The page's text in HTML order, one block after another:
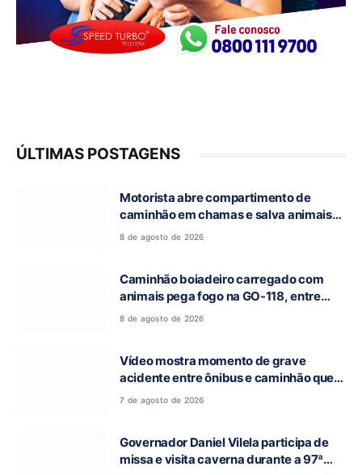
ÚLTIMAS POSTAGENS
Motorista abre compartimento de
caminhão em chamas e salva animais
na GO-118, entre Campos Belos e Monte
8 de agosto de 2026
Caminhão boiadeiro carregado com
animais pega fogo na GO-118, entre
Campos Belos e Monte Alegre de Goiás
8 de agosto de 2026
Vídeo mostra momento de grave
acidente entre ônibus e caminhão que
deixou cinco mortos na GO-010, em
7 de agosto de 2026
Governador Daniel Vilela participa de
missa e visita caverna durante a 97ª